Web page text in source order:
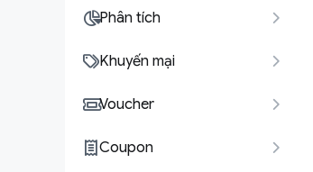
Phân tích
Khuyến mại
Voucher
Coupon